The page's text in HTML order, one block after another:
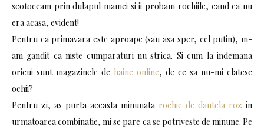
scotoceam prin dulapul mamei si ii probam rochiile, cand ea nu
era acasa, evident!
Pentru ca primavara este aproape (sau asa sper, cel putin), m-
am gandit ca niste cumparaturi nu strica. Si cum la indemana
oricui sunt magazinele de haine online, de ce sa nu-mi clatesc
ochii?
Pentru zi, as purta aceasta minunata rochie de dantela roz in
urmatoarea combinatie, mi se pare ca se potriveste de minune. Pe